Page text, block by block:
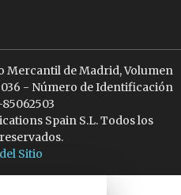
Mercantil de Madrid, Volumen
- Número de Identificación
Spain S.L. Todos los
Sitio